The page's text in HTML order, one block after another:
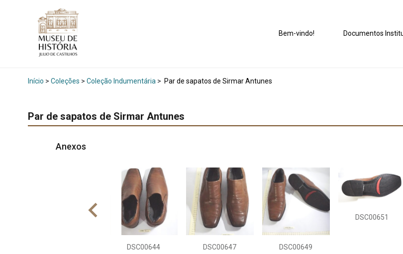
Bem-vindo! Documentos
Início > Coleções > Coleção Indumentária > Par de sapatos de Sirmar Antunes
Par de sapatos de Sirmar Antunes
Anexos
DSC00644 DSC00647 DSC00649
DSC00651